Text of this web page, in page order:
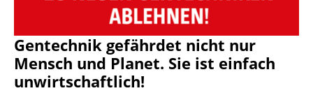
Gentechnik gefährdet nicht nur
Mensch und Planet. Sie ist einfach
unwirtschaftlich!